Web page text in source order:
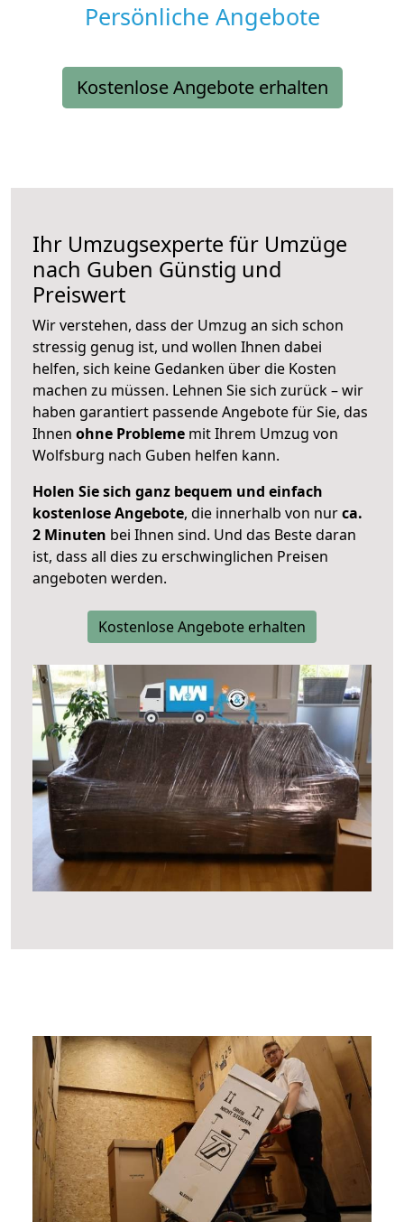
Persönliche Angebote
Kostenlose Angebote erhalten
Ihr Umzugsexperte für Umzüge
nach Guben Günstig und
Preiswert
Wir verstehen, dass der Umzug an sich schon
stressig genug ist, und wollen Ihnen dabei
helfen, sich keine Gedanken über die Kosten
machen zu müssen. Lehnen Sie sich zurück – wir
haben garantiert passende Angebote für Sie, das
Ihnen ohne Probleme mit Ihrem Umzug von
Wolfsburg nach Guben helfen kann.
Holen Sie sich ganz bequem und einfach
kostenlose Angebote, die innerhalb von nurca.
2 Minuten bei Ihnen sind. Und das Beste daran
ist, dass all dies zu erschwinglichen Preisen
angeboten werden.
Kostenlose Angebote erhalten